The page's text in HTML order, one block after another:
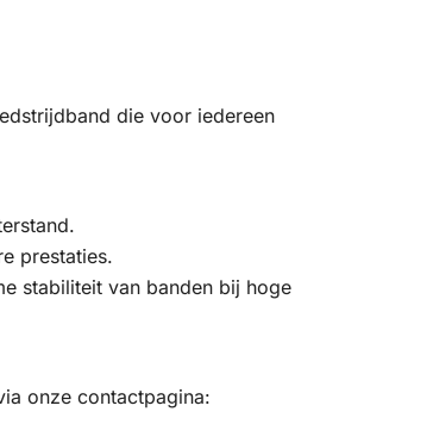
die voor iedereen
prestaties.
stabiliteit van banden bij hoge
onze contactpagina: